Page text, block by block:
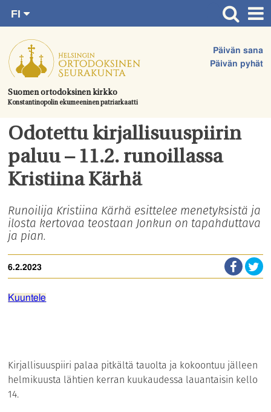
suoraan
sisältöön.
Suomen ortodoksinen kirkko
Konstantinopolin ekumeeninen patriarkaatti
Päivän sana
Päivän pyhät
FI
SV
EN
UA
Etusivu
Ajankohtaista
Juhlat & toimitukset
Kirkot
Apua & tukea
Tule mukaan
Yhteystiedot
Odotettu kirjallisuuspiirin
paluu – 11.2. runoillassa
Kristiina Kärhä
Runoilija Kristiina Kärhä esittelee menetyksistä ja
ilosta kertovaa teostaan Jonkun on tapahduttava
ja pian.
6.2.2023
Kuuntele
Kirjallisuuspiiri palaa pitkältä tauolta ja kokoontuu jälleen
helmikuusta lähtien kerran kuukaudessa lauantaisin kello
14.